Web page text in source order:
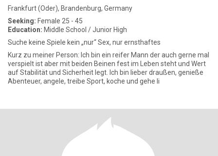
Frankfurt (Oder), Brandenburg, Germany
Seeking: Female 25 - 45
Education: Middle School / Junior High
Suche keine Spiele kein „nur“ Sex, nur ernsthaftes
Kurz zu meiner Person: Ich bin ein reifer Mann der auch gerne mal
verspielt ist aber mit beiden Beinen fest im Leben steht und Wert
auf Stabilität und Sicherheit legt. Ich bin lieber draußen, genieße
Abenteuer, angele, treibe Sport, koche und gehe li